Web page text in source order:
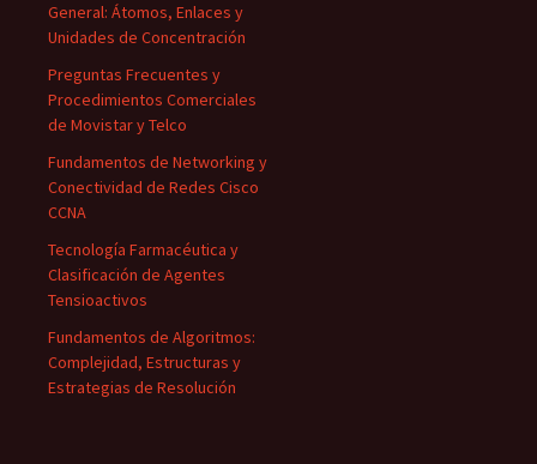
General: Átomos, Enlaces y
Unidades de Concentración
Preguntas Frecuentes y
Procedimientos Comerciales
de Movistar y Telco
Fundamentos de Networking y
Conectividad de Redes Cisco
CCNA
Tecnología Farmacéutica y
Clasificación de Agentes
Tensioactivos
Fundamentos de Algoritmos:
Complejidad, Estructuras y
Estrategias de Resolución